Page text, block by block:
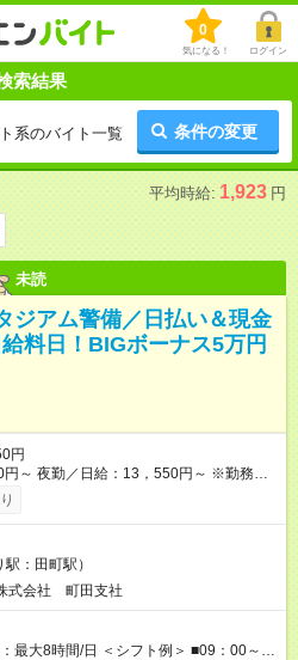
0
気になる！ ログイン
索結果
系のバイト一覧 条件の変更
平均時給: 1,923 円
未読
ジアム警備／日払い＆現金
料日！BIGボーナス5万円
円
夜勤／日給：13，550円～ ※勤務数
勤／日給：10，400円 夜勤／日給：12，
い♪ ■各種資格手当あり ■残業手当あり ■
額”支給！ ・－・－・ ≪ 法定
円支給 ＋交通費全額支給 ※規定あり
し
：田町駅）
式会社 町田支社
シフト例＞ ■09：00～